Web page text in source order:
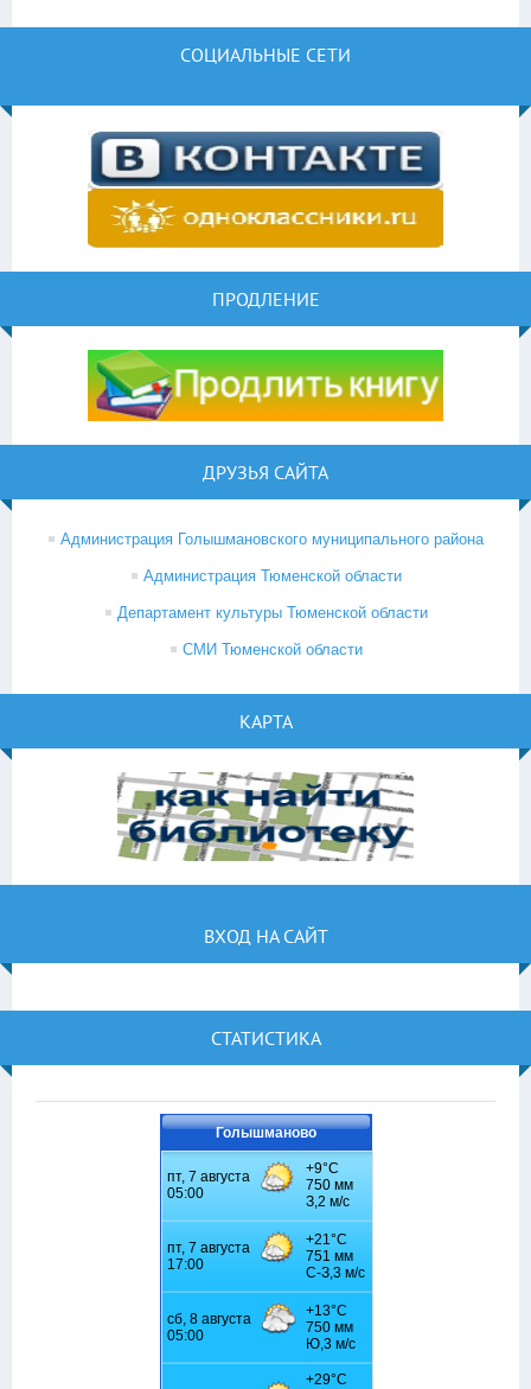
СОЦИАЛЬНЫЕ СЕТИ
ПРОДЛЕНИЕ
ДРУЗЬЯ САЙТА
Администрация Голышмановского муниципального района
Администрация Тюменской области
Департамент культуры Тюменской области
СМИ Тюменской области
КАРТА
ВХОД НА САЙТ
СТАТИСТИКА
Голышманово